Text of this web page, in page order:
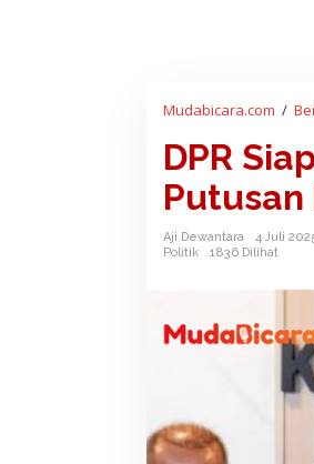
Mudabicara.com /
DPR
Putusan
Aji Dewantara
4 Juli
Politik
1836 Dilihat